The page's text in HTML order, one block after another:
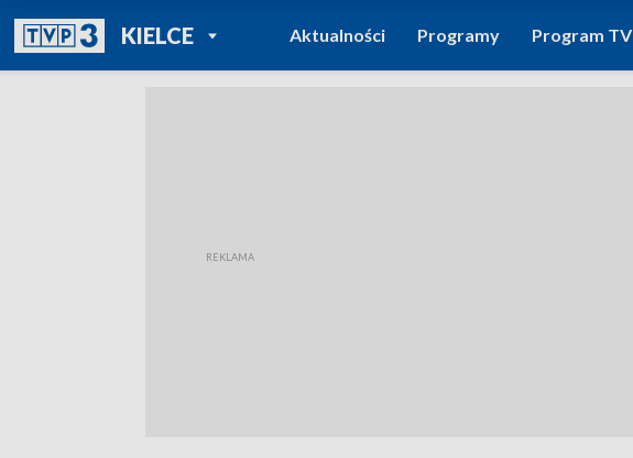
KIELCEPOWRÓT DO
TVP REGIONY
Aktualności Programy Program TV